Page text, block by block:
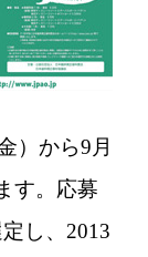
）から9月
す。応募
し、2013